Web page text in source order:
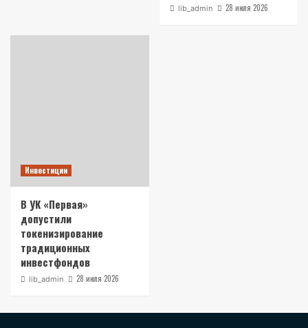
lib_admin 28 июля 2026
Инвестиции
В УК «Первая»
допустили
токенизирование
традиционных
инвестфондов
lib_admin 28 июля 2026